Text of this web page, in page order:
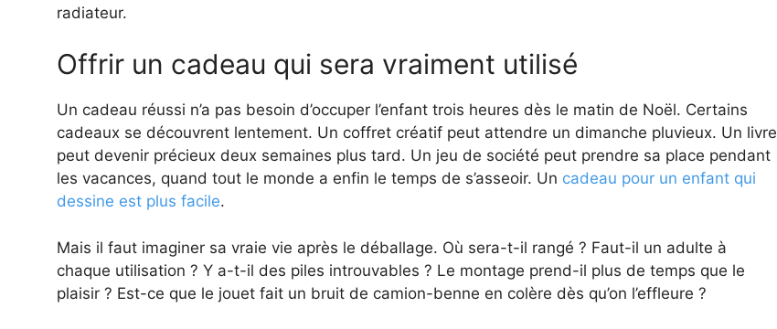
radiateur.
Offrir un cadeau qui sera vraiment utilisé
Un cadeau réussi n’a pas besoin d’occuper l’enfant trois heures dès le matin de Noël. Certains
cadeaux se découvrent lentement. Un coffret créatif peut attendre un dimanche pluvieux. Un livre
peut devenir précieux deux semaines plus tard. Un jeu de société peut prendre sa place pendant
les vacances, quand tout le monde a enfin le temps de s’asseoir. Un cadeau pour un enfant qui
dessine est plus facile.
Mais il faut imaginer sa vraie vie après le déballage. Où sera-t-il rangé ? Faut-il un adulte à
chaque utilisation ? Y a-t-il des piles introuvables ? Le montage prend-il plus de temps que le
plaisir ? Est-ce que le jouet fait un bruit de camion-benne en colère dès qu’on l’effleure ?